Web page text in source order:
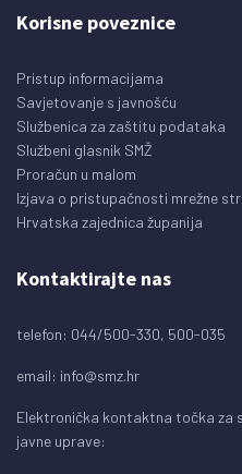
Korisne poveznice
Pristup informacijama
Savjetovanje s javnošću
Službenica za zaštitu podataka
Službeni glasnik SMŽ
Proračun u malom
Izjava o pristupačnosti mrežne
Hrvatska zajednica županija
Kontaktirajte nas
telefon: 044/500-330, 500-035
email: info@smz.hr
Elektronička kontaktna točka za
javne uprave: